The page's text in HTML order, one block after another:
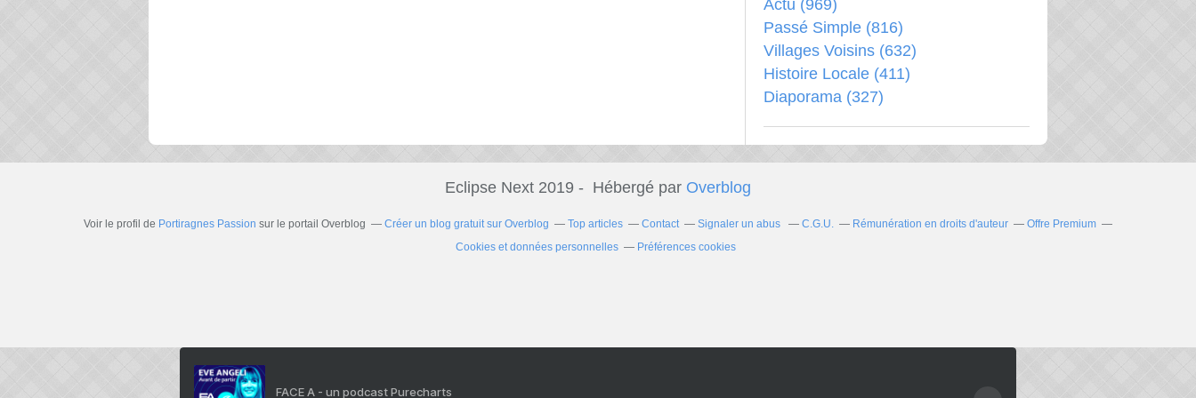
Actu (969)
Passé Simple (816)
Villages Voisins (632)
Histoire Locale (411)
Diaporama (327)
Eclipse Next 2019 - Hébergé par Overblog
Voir le profil de Portiragnes Passion sur le portail Overblog Créer un blog gratuit sur Overblog Top articles Contact Signaler un abus C.G.U. Rémunération en droits d'auteur
Offre Premium
Cookies et données personnelles
Préférences cookies
FACE A - un podcast Purecharts